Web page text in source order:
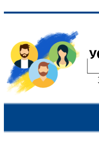
вмісту